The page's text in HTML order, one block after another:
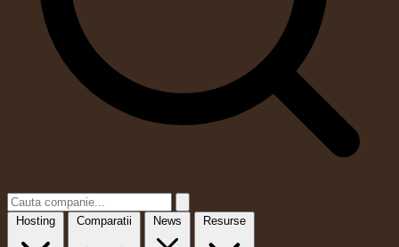
Hosting Comparatii News Resurse